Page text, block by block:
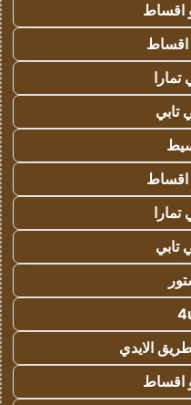
اقساط
تابي
تابي
الايدي
اقساط